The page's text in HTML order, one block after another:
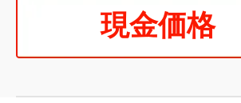
現金価格